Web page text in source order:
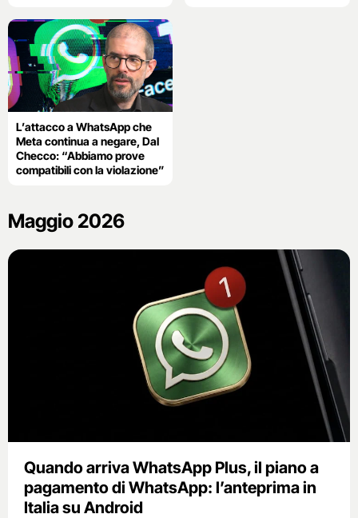
L’attacco a WhatsApp che
Meta continua a negare, Dal
Checco: “Abbiamo prove
compatibili con la violazione”
Maggio 2026
Quando arriva WhatsApp Plus, il piano a
pagamento di WhatsApp: l’anteprima in
Italia su Android